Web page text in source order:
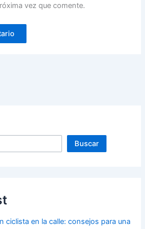
vez que comente.
Buscar
ciclista en la calle: consejos para una